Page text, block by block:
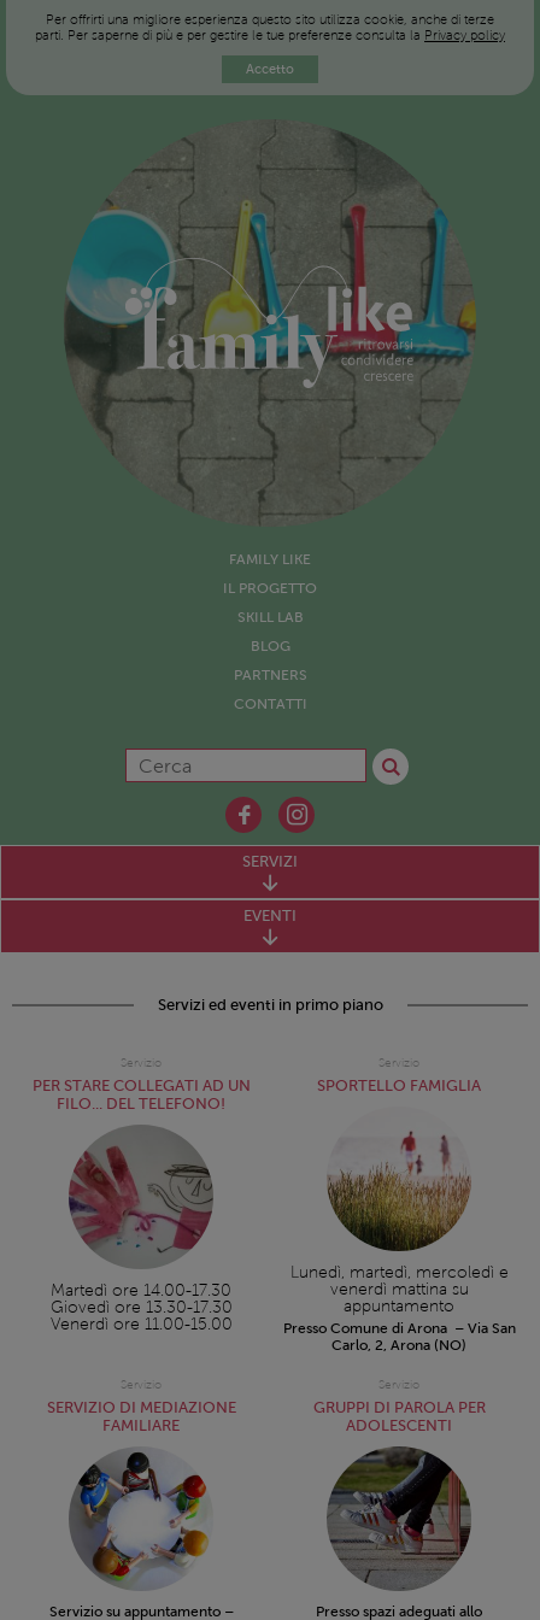
Per offrirti una migliore esperienza questo sito utilizza cookie, anche di terze
parti. Per saperne di più e per gestire le tue preferenze consulta la Privacy policy
Accetto
FAMILY LIKE
IL PROGETTO
SKILL LAB
BLOG
PARTNERS
CONTATTI
SERVIZI
EVENTI
Servizi ed eventi in primo piano
Servizio
PER STARE COLLEGATI AD UN
FILO... DEL TELEFONO!
Martedì ore 14.00-17.30
Giovedì ore 13.30-17.30
Venerdì ore 11.00-15.00
Servizio
SPORTELLO FAMIGLIA
Lunedì, martedì, mercoledì e
venerdì mattina su
appuntamento
Presso Comune di Arona – Via San
Carlo, 2, Arona (NO)
Servizio
SERVIZIO DI MEDIAZIONE
FAMILIARE
Servizio su appuntamento –
Servizio
GRUPPI DI PAROLA PER
ADOLESCENTI
Presso spazi adeguati allo